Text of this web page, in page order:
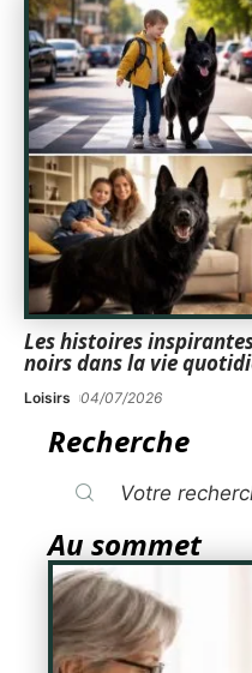
Les histoires
noirs dans la vie
Loisirs 04/07/2026
Recherche
Au sommet